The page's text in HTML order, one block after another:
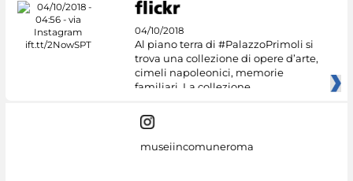
04/10/2018
Al piano terra di #PalazzoPrimoli si
trova una collezione di opere d’arte,
cimeli napoleonici, memorie
familiari. La collezione
museiincomuneroma